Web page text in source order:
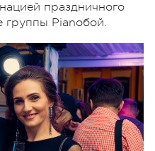
праздничного
группы Pianoбой.